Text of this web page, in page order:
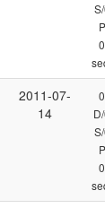
P
0
2011-07-
14
0
P
0